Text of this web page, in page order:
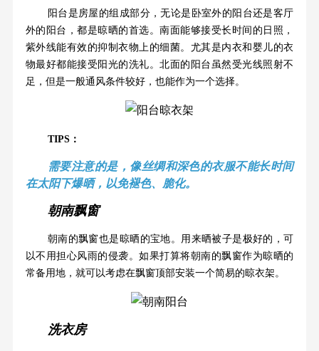
阳台是房屋的组成部分，无论是卧室外的阳台还是客厅
外的阳台，都是晾晒的首选。南面能够接受长时间的日照，
紫外线能有效的抑制衣物上的细菌。尤其是内衣和婴儿的衣
物最好都能接受阳光的洗礼。北面的阳台虽然受光线照射不
足，但是一般通风条件较好，也能作为一个选择。
TIPS：
需要注意的是，像丝绸和深色的衣服不能长时间
在太阳下爆晒，以免褪色、脆化。
朝南飘窗
朝南的飘窗也是晾晒的宝地。用来晒被子是极好的，可
以不用担心风雨的侵袭。如果打算将朝南的飘窗作为晾晒的
常备用地，就可以考虑在飘窗顶部安装一个简易的晾衣架。
洗衣房